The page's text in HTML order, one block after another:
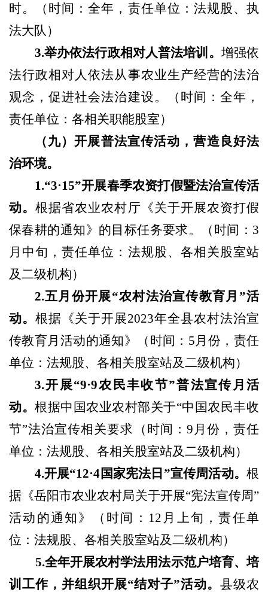
时。
（ 时间：全年，责任单位：法规股、执
法大队 ）
3.举办依法行政相对人普法培训。 增强依
法行政相对人依法从事农业生产经营的法治
观念，促进社会法治建设。
（ 时间：全年，
责任单位：各相关职能股室）
（九）开展普法宣传活动，营造良好法
治环境。
1.“3·15”开展春季农资打假暨法治宣传活
动。根据省农业农村厅《关于开展农资打假
保春耕的通知》的目标任务要求。
（ 时间： 3
月中旬，责任单位：法规股、各相关股室站
及二级机构）
2.五月份开展“农村法治宣传教育月”活
动。 根据《关于开展2023年全县农村法治宣
传教育月活动的通知》
（时间： 5月份，责任
单位：法规股、各相关股室站及二级机构）
3.开展“9·9农民丰收节”普法宣传月活
动。根据中国农业农村部关于“中国农民丰收
节”法治宣传相关要求
（ 时间： 9月份，责任
单位：法规股、各相关股室站及二级机构）
4.开展“12·4国家宪法日”宣传周活动。 根
据《岳阳市农业农村局关于开展“宪法宣传周”
活动的通知》（ 时间： 12月上旬，责任单
位：法规股、各相关股室站及二级机构）
5.全年开展农村学法用法示范户培育、培
训工作，并组织开展“结对子”活动。县级农